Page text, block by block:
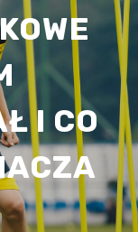
I CO